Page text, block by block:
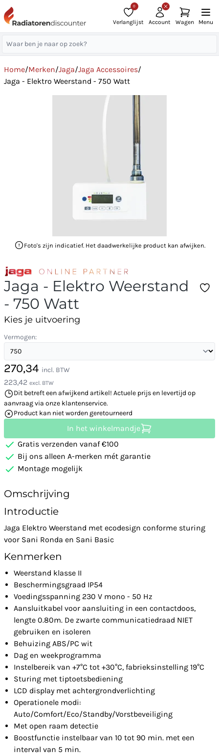
0
Verlanglijst Account Wagen Menu
Home/Merken/Jaga/Jaga Accessoires/
Jaga - Elektro Weerstand - 750 Watt
Foto's zijn indicatief. Het daadwerkelijke product kan afwijken.
Jaga - Elektro Weerstand
- 750 Watt
Kies je uitvoering
Vermogen:
270,34 incl. BTW
223,42 excl. BTW
Dit betreft een afwijkend artikel! Actuele prijs en levertijd op
aanvraag via onze klantenservice.
Product kan niet worden geretourneerd
In het winkelmandje
Gratis verzenden vanaf €100
Bij ons alleen A-merken mét garantie
Montage mogelijk
Omschrijving
Introductie
Jaga Elektro Weerstand met ecodesign conforme sturing
voor Sani Ronda en Sani Basic
Kenmerken
Weerstand klasse II
Beschermingsgraad IP54
Voedingsspanning 230 V mono - 50 Hz
Aansluitkabel voor aansluiting in een contactdoos,
lengte 0.80m. De zwarte communicatiedraad NIET
gebruiken en isoleren
Behuizing ABS/PC wit
Dag en weekprogramma
Instelbereik van +7°C tot +30°C, fabrieksinstelling 19°C
Sturing met tiptoetsbediening
LCD display met achtergrondverlichting
Operationele modi:
Auto/Comfort/Eco/Standby/Vorstbeveiliging
Met open raam detectie
Boostfunctie instelbaar van 10 tot 90 min. met een
interval van 5 min.